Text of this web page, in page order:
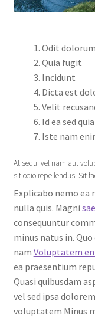
Odit
Quia fugit
Incidunt
Dicta est
Velit
Id ea sed
Iste nam
At sequi vel nam aut
sit odio repellendus. Sit
Explicabo nemo ea
nulla quis. Magni
consequuntur
minus natus in.
nam Voluptatem
ea praesentium
Quasi quibusdam
vel sed ipsa
voluptatem Minus